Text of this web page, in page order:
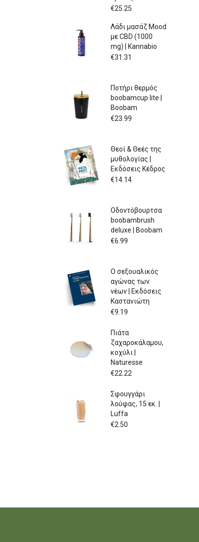
€25.25
Λάδι μασάζ Mood
με CBD (1000
mg) | Kannabio
€31.31
Ποτήρι θερμός
boobamcup lite |
Boobam
€23.99
Θεοί & Θεές της
μυθολογίας |
Εκδόσεις Κέδρος
€14.14
Οδοντόβουρτσα
boobambrush
deluxe | Boobam
€6.99
Ο σεξουαλικός
αγώνας των
νέων | Εκδόσεις
Καστανιώτη
€9.19
Πιάτα
ζαχαροκάλαμου,
κοχύλι |
Naturesse
€22.22
Σφουγγάρι
λούφας, 15 εκ. |
Luffa
€2.50